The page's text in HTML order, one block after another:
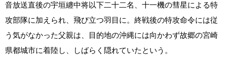
音放送直後の宇垣纏中将以下二十二名、十一機の彗星による特
攻部隊に加えられ、飛び立つ羽目に。終戦後の特攻命令には従
う気がなかった父親は、目的地の沖縄には向かわず故郷の宮崎
県都城市に着陸し、しばらく隠れていたという。